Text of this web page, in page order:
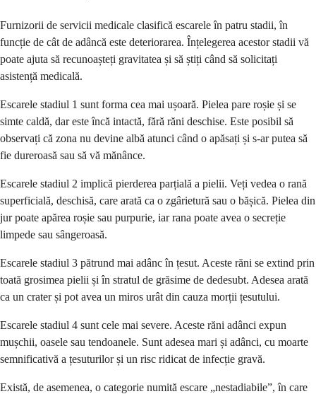
Furnizorii de servicii medicale clasifică escarele în patru stadii, în
funcție de cât de adâncă este deteriorarea. Înțelegerea acestor stadii vă
poate ajuta să recunoașteți gravitatea și să știți când să solicitați
asistență medicală.
Escarele stadiul 1 sunt forma cea mai ușoară. Pielea pare roșie și se
simte caldă, dar este încă intactă, fără răni deschise. Este posibil să
observați că zona nu devine albă atunci când o apăsați și s-ar putea să
fie dureroasă sau să vă mănânce.
Escarele stadiul 2 implică pierderea parțială a pielii. Veți vedea o rană
superficială, deschisă, care arată ca o zgârietură sau o bășică. Pielea din
jur poate apărea roșie sau purpurie, iar rana poate avea o secreție
limpede sau sângeroasă.
Escarele stadiul 3 pătrund mai adânc în țesut. Aceste răni se extind prin
toată grosimea pielii și în stratul de grăsime de dedesubt. Adesea arată
ca un crater și pot avea un miros urât din cauza morții țesutului.
Escarele stadiul 4 sunt cele mai severe. Aceste răni adânci expun
mușchii, oasele sau tendoanele. Sunt adesea mari și adânci, cu moarte
semnificativă a țesuturilor și un risc ridicat de infecție gravă.
Există, de asemenea, o categorie numită escare „nestadiabile”, în care